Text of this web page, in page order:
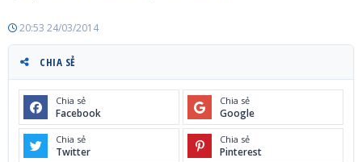
20:53 24/03/2014
CHIA SẺ
Chia sẻ
Facebook
Chia sẻ
Google
Chia sẻ
Twitter
Chia sẻ
Pinterest